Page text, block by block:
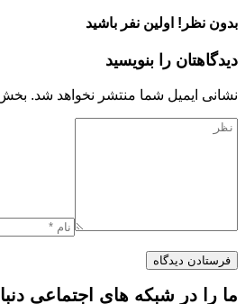
بدون نظر! اولین نفر باشید
دیدگاهتان را بنویسید
نشانی ایمیل شما منتشر نخواهد شد.
ما را در شبکه های اجتماعی